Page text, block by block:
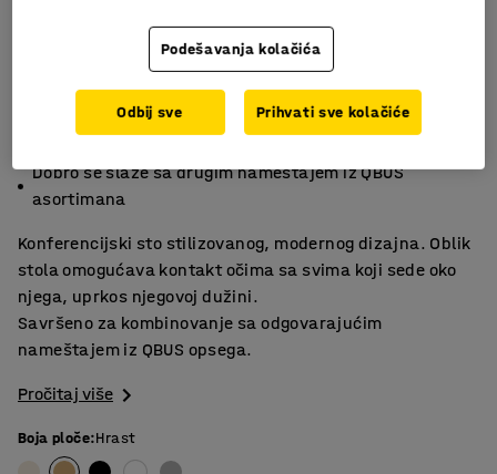
Izdržljiva površina laminata
Dobro se slaže sa drugim nameštajem iz QBUS
asortimana
Konferencijski sto stilizovanog, modernog dizajna. Oblik
stola omogućava kontakt očima sa svima koji sede oko
njega, uprkos njegovoj dužini.
Savršeno za kombinovanje sa odgovarajućim
nameštajem iz QBUS opsega.
Pročitaj više
Boja ploče:Hrast
Podešavanja kolačića
Odbij sve Prihvati sve kolačiće